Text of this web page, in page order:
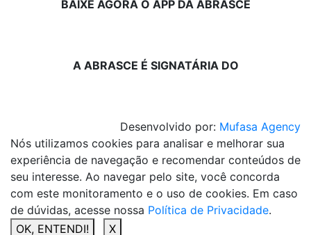
BAIXE AGORA O APP DA ABRASCE
A ABRASCE É SIGNATÁRIA DO
Desenvolvido por: Mufasa Agency
Nós utilizamos cookies para analisar e melhorar sua
experiência de navegação e recomendar conteúdos de
seu interesse. Ao navegar pelo site, você concorda
com este monitoramento e o uso de cookies. Em caso
de dúvidas, acesse nossa Política de Privacidade.
OK, ENTENDI!
X